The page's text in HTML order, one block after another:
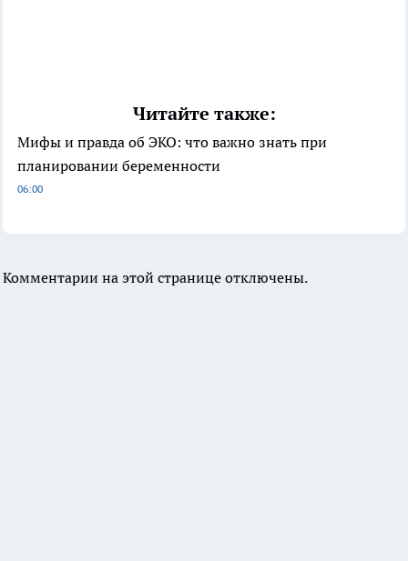
Читайте также:
Мифы и правда об ЭКО: что важно знать при
планировании беременности
06:00
Комментарии на этой странице отключены.